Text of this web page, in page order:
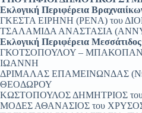
Εκλογική Περιφέρεια
ΓΚΕΣΤΑ ΕΙΡΗΝΗ (ΡΕΝΑ) του
ΤΣΑΛΑΜΙΔΑ ΑΝΑΣΤΑΣΙΑ
Εκλογική Περιφέρεια Μεσσάτιδος
ΓΚΟΤΣΟΠΟΥΛΟΥ –
ΙΩΑΝΝΗ
ΔΡΙΜΑΛΑΣ ΕΠΑΜΕΙΝΩΝΔΑΣ
ΘΕΟΔΩΡΟΥ
ΚΩΣΤΟΠΟΥΛΟΣ ΔΗΜΗΤΡΙΟΣ
ΜΟΔΕΣ ΑΘΑΝΑΣΙΟΣ του